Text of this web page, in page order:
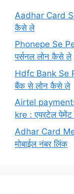
Aadhar Card
कैसे ले
Phonepe Se
पर्सनल लोन कैसे ले
Hdfc Bank Se
बैंक से लोन कैसे ले
Airtel
kre : एयरटेल
Adhar Card
मोबाईल नंबर लिंक